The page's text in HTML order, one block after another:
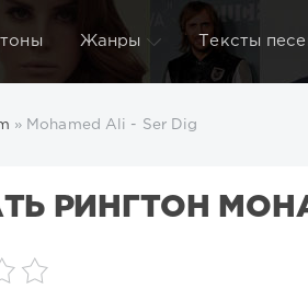
Жанры Тексты
» Mohamed Ali - Ser Dig
РИНГТОН